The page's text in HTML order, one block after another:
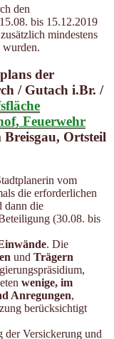
den
bis 15.12.2019
mindestens
wurden.
der
/ Gutach i.Br. /
Feuerwehr
Ortsteil
vom
die erforderlichen
dann die
(30.08. bis
. Die
und Trägern
wenige, im
Anregungen,
berücksichtigt
der Versickerung und